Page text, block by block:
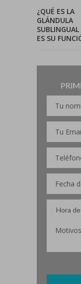
¿QUÉ ES LA
GLÁNDULA
SUBLINGUAL
ES SU